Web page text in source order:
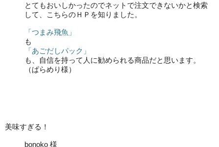
とてもおいしかったのでネットで注文できないかと検索
して、こちらのＨＰを知りました。
「つまみ飛魚」
も
「あごだしパック」
も、自信を持って人に勧められる商品だと思います。
（ぱらめり様）
美味すぎる！
bonoko 様